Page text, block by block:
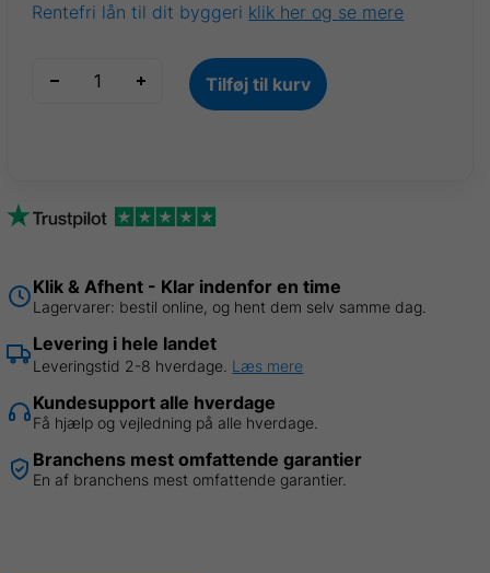
Rentefri lån til dit byggeri klik her og se mere
Kvalitets
antal
Tilføj til kurv
Klik & Afhent - Klar indenfor en time
Lagervarer: bestil online, og hent dem selv samme dag.
Levering i hele landet
Leveringstid 2-8 hverdage. Læs mere
Kundesupport alle hverdage
Få hjælp og vejledning på alle hverdage.
Branchens mest omfattende garantier
En af branchens mest omfattende garantier.